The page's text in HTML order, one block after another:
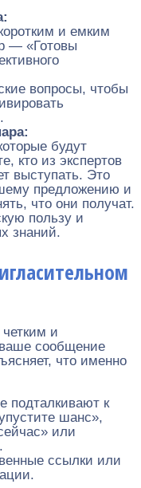
и емким
— «Готовы
вопросы, чтобы
будут
кто из экспертов
выступать. Это
предложению и
что они получат.
пользу и
знаний.
и
сообщение
что именно
подталкивают к
шанс»,
или
ссылки или